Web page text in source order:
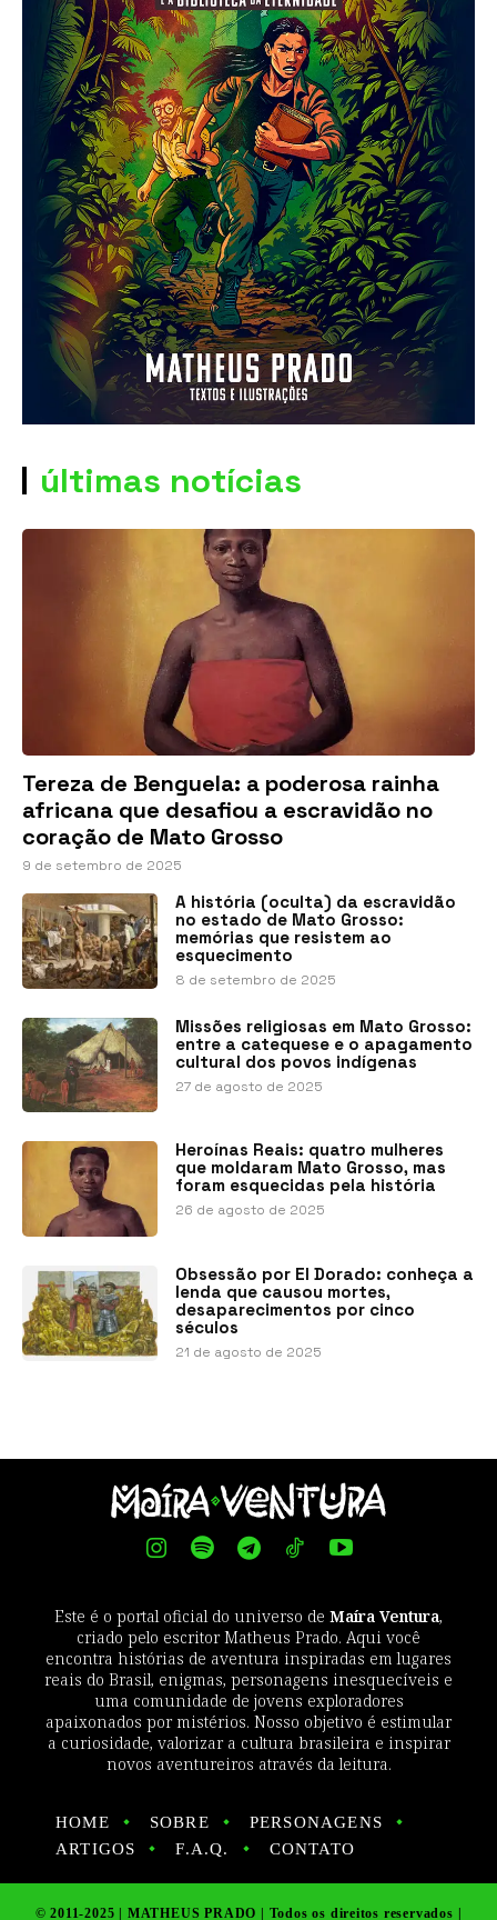
últimas notícias
Tereza de Benguela: a poderosa rainha
africana que desafiou a escravidão no
coração de Mato Grosso
9 de setembro de 2025
A história (oculta) da escravidão
no estado de Mato Grosso:
memórias que resistem ao
esquecimento
8 de setembro de 2025
Missões religiosas em Mato Grosso:
entre a catequese e o apagamento
cultural dos povos indígenas
27 de agosto de 2025
Heroínas Reais: quatro mulheres
que moldaram Mato Grosso, mas
foram esquecidas pela história
26 de agosto de 2025
Obsessão por El Dorado: conheça a
lenda que causou mortes,
desaparecimentos por cinco
séculos
21 de agosto de 2025
Este é o portal oficial do universo de Maíra Ventura,
criado pelo escritor Matheus Prado. Aqui você
encontra histórias de aventura inspiradas em lugares
reais do Brasil, enigmas, personagens inesquecíveis e
uma comunidade de jovens exploradores
apaixonados por mistérios. Nosso objetivo é estimular
a curiosidade, valorizar a cultura brasileira e inspirar
novos aventureiros através da leitura.
HOME SOBRE
PERSONAGENS
ARTIGOS
F.A.Q. CONTATO
© 2011-2025 | MATHEUS PRADO | Todos os direitos reservados |